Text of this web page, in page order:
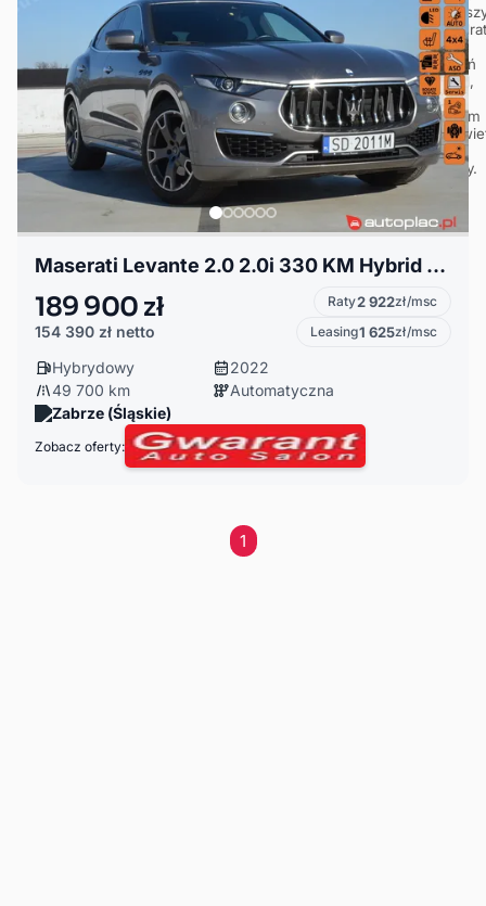
Maserati Levante 2.0 2.0i 330 KM Hybrid GT LEDY/ Skóra/ Komforty/ Kamera/ Alu/Vat 23%
189 900 zł
154 390 zł netto
Raty2 922zł/msc
Leasing1 625zł/msc
Hybrydowy
2022
49 700 km
Automatyczna
Zabrze (Śląskie)
Zobacz oferty:
1